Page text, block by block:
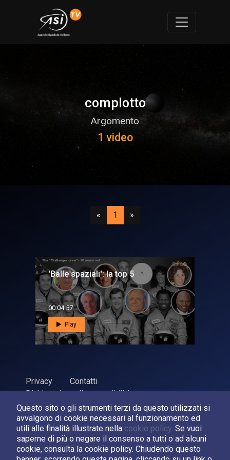
Questo sito o gli strumenti terzi da questo utilizzati si
avvalgono di cookie necessari al funzionamento ed
utili alle finalità illustrate nella cookie policy. Se vuoi
saperne di più o negare il consenso a tutti o ad alcuni
cookie, consulta la cookie policy. Chiudendo questo
complotto
Argomento
1 video
«Precedente
1 (attuale)
»Successivo
'Balle spaziali': la top 5
00:04:57
Play
Privacy
Contatti
Dichiarazione di accessibilità
ASI Agenzia Spaziale Italiana, 2026. P.Iva 03638121008
Sviluppato daLPM
Seguici su: